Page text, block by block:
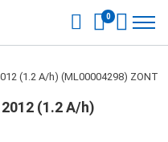
0
(1.2 A/h) (ML00004298) ZONT
(1.2 A/h)